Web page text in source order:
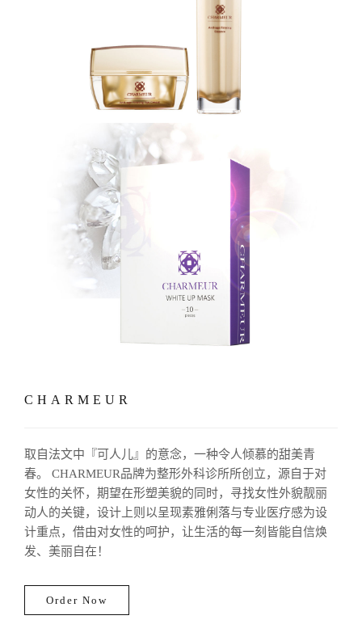
CHARMEUR
取自法文中『可人儿』的意念，一种令人倾慕的甜美青
春。 CHARMEUR品牌为整形外科诊所所创立，源自于对
女性的关怀，期望在形塑美貌的同时，寻找女性外貌靓丽
动人的关键，设计上则以呈现素雅俐落与专业医疗感为设
计重点，借由对女性的呵护，让生活的每一刻皆能自信焕
发、美丽自在！
Order Now